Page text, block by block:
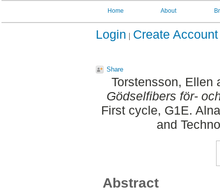
Home About
Login Create Account
Share
Torstensson, Ellen
Gödselfibers för-
First cycle, G1E.
and
Abstract